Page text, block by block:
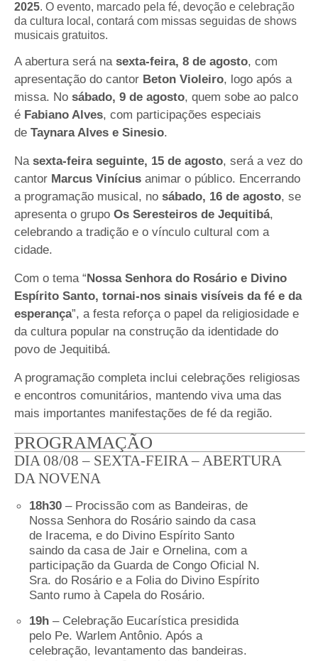
2025. O evento, marcado pela fé, devoção e celebração
da cultura local, contará com missas seguidas de shows
musicais gratuitos.
A abertura será nasexta-feira, 8 de agosto, com
apresentação do cantor Beton Violeiro, logo após a
missa. Nosábado, 9 de agosto, quem sobe ao palco
é Fabiano Alves, com participações especiais
deTaynara Alves e Sinesio.
Nasexta-feira seguinte, 15 de agosto, será a vez do
cantor Marcus Vinícius animar o público. Encerrando
a programação musical, nosábado, 16 de agosto, se
apresenta o grupoOs Seresteiros de Jequitibá,
celebrando a tradição e o vínculo cultural com a
cidade.
Com o tema “ Nossa Senhora do Rosário e Divino
Espírito Santo, tornai-nos sinais visíveis da fé e da
esperança”, a festa reforça o papel da religiosidade e
da cultura popular na construção da identidade do
povo de Jequitibá.
A programação completa inclui celebrações religiosas
e encontros comunitários, mantendo viva uma das
mais importantes manifestações de fé da região.
PROGRAMAÇÃO
DIA 08/08 – SEXTA-FEIRA – ABERTURA
DA NOVENA
18h30– Procissão com as Bandeiras, de
Nossa Senhora do Rosário saindo da casa
de Iracema, e do Divino Espírito Santo
saindo da casa de Jair e Ornelina, com a
participação da Guarda de Congo Oficial N.
Sra. do Rosário e a Folia do Divino Espírito
Santo rumo à Capela do Rosário.
19h– Celebração Eucarística presidida
pelo Pe. Warlem Antônio. Após a
celebração, levantamento das bandeiras.